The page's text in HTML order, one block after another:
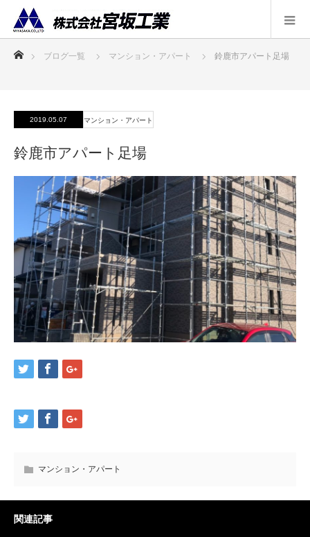
ブログ一覧 マンション・アパート 鈴鹿市アパート足場
2019.05.07 マンション・アパート
鈴鹿市アパート足場
マンション・アパート
関連記事